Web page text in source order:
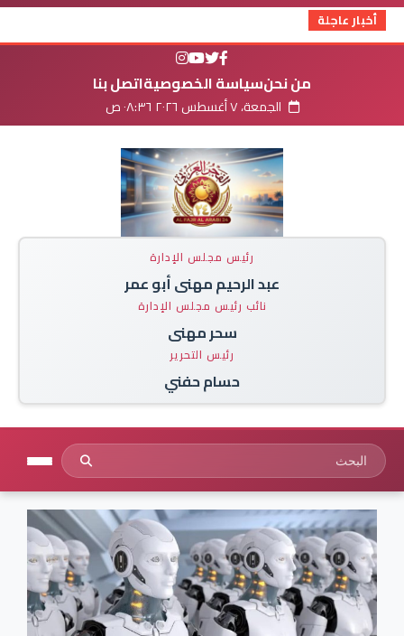
أخبار عاجلة
من نحنسياسة الخصوصيةاتصل بنا
الجمعة، ٧ أغسطس ٢٠٢٦ ٠٨:٣٦ ص
رئيس مجلس الإدارة
عبد الرحيم مهنى أبو عمر
نائب رئيس مجلس الإدارة
سحر مهنى
رئيس التحرير
حسام حفني